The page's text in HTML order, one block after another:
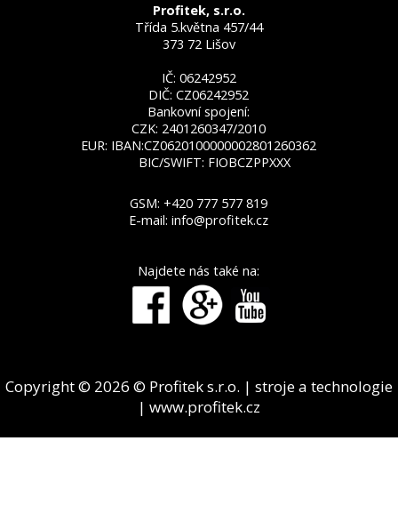
Profitek, s.r.o.
Třída 5.května 457/44
373 72 Lišov
IČ: 06242952
DIČ: CZ06242952
Bankovní spojení:
CZK: 2401260347/2010
EUR: IBAN:CZ0620100000002801260362
BIC/SWIFT: FIOBCZPPXXX
GSM:+420 777 577 819
E-mail:info@profitek.cz
Najdete nás také na:
Copyright © 2026 © Profitek s.r.o. | stroje a technologie
| www.profitek.cz